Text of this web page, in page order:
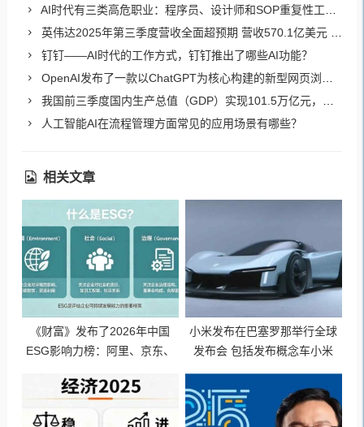
AI时代有三类高危职业：程序员、设计师和SOP重复性工作者（如客服、法律岗）
英伟达2025年第三季度营收全面超预期 营收570.1亿美元 净利润319.1亿美元
钉钉——AI时代的工作方式，钉钉推出了哪些AI功能？
OpenAI发布了一款以ChatGPT为核心构建的新型网页浏览器——ChatGPT Atlas。
我国前三季度国内生产总值（GDP）实现101.5万亿元，同比增长5.2%
人工智能AI在流程管理方面常见的应用场景有哪些？
相关文章
《财富》发布了2026年中国
ESG影响力榜：阿里、京东、
上榜
小米发布在巴塞罗那举行全球
发布会 包括发布概念车小米